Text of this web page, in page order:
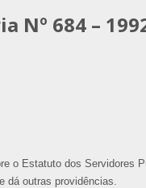
Nº 684 –
o Estatuto dos Servidores
dá outras providências.